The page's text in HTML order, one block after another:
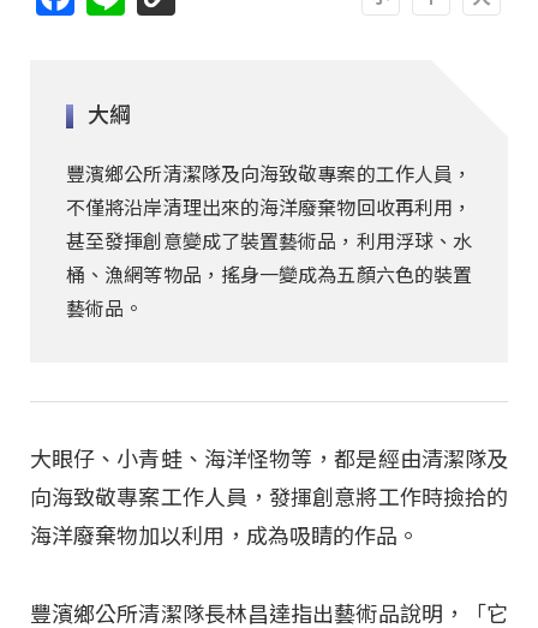
大綱
豐濱鄉公所清潔隊及向海致敬專案的工作人員，
不僅將沿岸清理出來的海洋廢棄物回收再利用，
甚至發揮創意變成了裝置藝術品，利用浮球、水
桶、漁網等物品，搖身一變成為五顏六色的裝置
藝術品。
大眼仔、小青蛙、海洋怪物等，都是經由清潔隊及
向海致敬專案工作人員，發揮創意將工作時撿拾的
海洋廢棄物加以利用，成為吸睛的作品。
豐濱鄉公所清潔隊長林昌達指出藝術品說明，「它